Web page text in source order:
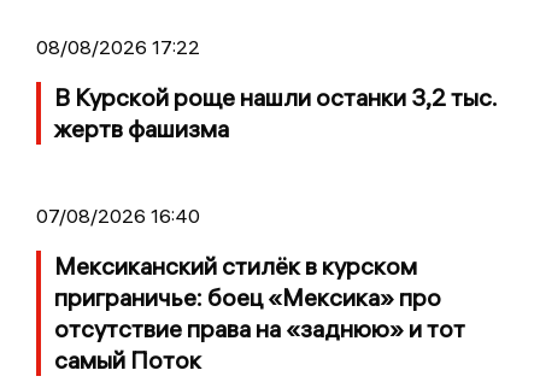
08/08/2026 17:22
В Курской роще нашли останки 3,2 тыс.
жертв фашизма
07/08/2026 16:40
Мексиканский стилёк в курском
приграничье: боец «Мексика» про
отсутствие права на «заднюю» и тот
самый Поток